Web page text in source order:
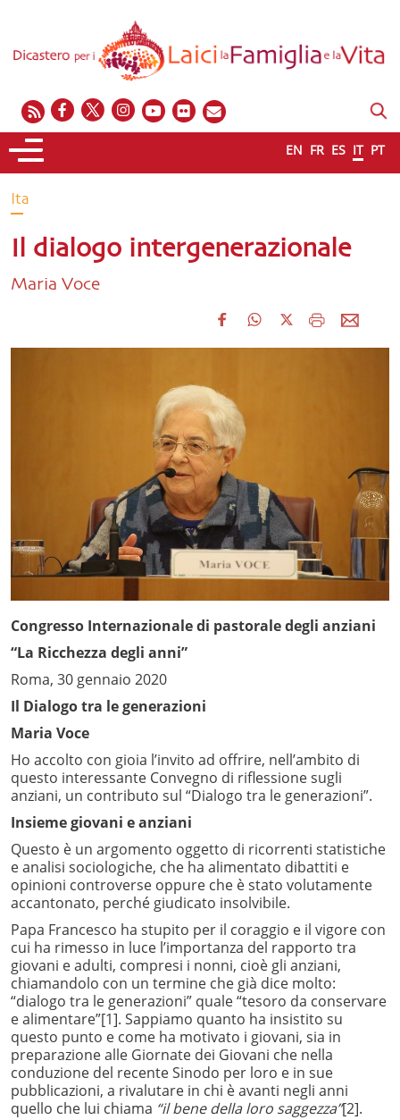
EN FR ES IT PT
Ita
Il dialogo intergenerazionale
Maria Voce
Congresso Internazionale di pastorale degli anziani
“La Ricchezza degli anni”
Roma, 30 gennaio 2020
Il Dialogo tra le generazioni
Maria Voce
Ho accolto con gioia l’invito ad offrire, nell’ambito di
questo interessante Convegno di riflessione sugli
anziani, un contributo sul “Dialogo tra le generazioni”.
Insieme giovani e anziani
Questo è un argomento oggetto di ricorrenti statistiche
e analisi sociologiche, che ha alimentato dibattiti e
opinioni controverse oppure che è stato volutamente
accantonato, perché giudicato insolvibile.
Papa Francesco ha stupito per il coraggio e il vigore con
cui ha rimesso in luce l’importanza del rapporto tra
giovani e adulti, compresi i nonni, cioè gli anziani,
chiamandolo con un termine che già dice molto:
“dialogo tra le generazioni” quale “tesoro da conservare
e alimentare”[1]. Sappiamo quanto ha insistito su
questo punto e come ha motivato i giovani, sia in
preparazione alle Giornate dei Giovani che nella
conduzione del recente Sinodo per loro e in sue
pubblicazioni, a rivalutare in chi è avanti negli anni
quello che lui chiama “il bene della loro saggezza”[2].